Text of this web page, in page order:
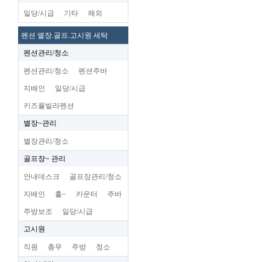
일당/시급 기타 해외
펜션 별장.골프.고시원 세탁
펜션관리/청소
펜션관리/청소 펜션주바
지배인 일당/시급
키즈풀빌라펜션
별장~관리
별장관리/청소
골프장~ 관리
안내데스크 골프장관리/청소
지배인 홀~ 카운터 주바
주방보조 일당/시급
고시원
직원 총무 주방 청소